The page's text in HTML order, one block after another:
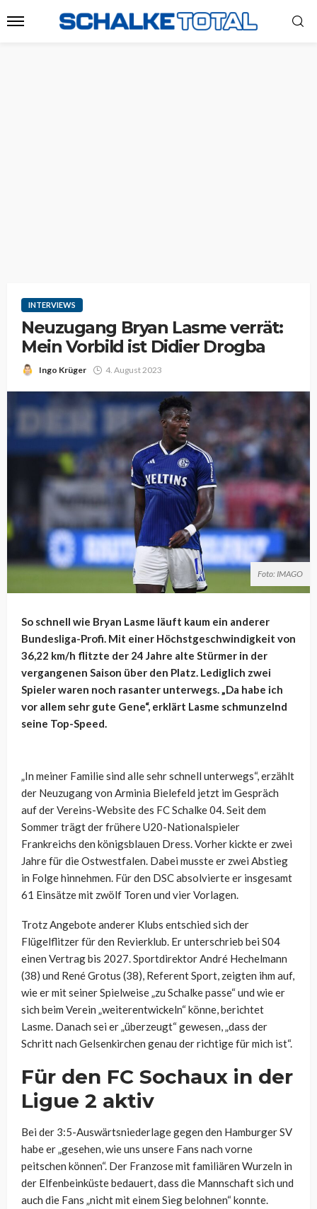
INTERVIEWS
Neuzugang Bryan Lasme verrät:
Mein Vorbild ist Didier Drogba
Ingo Krüger 4. August 2023
Foto: IMAGO
So schnell wie Bryan Lasme läuft kaum ein anderer
Bundesliga-Profi. Mit einer Höchstgeschwindigkeit von
36,22 km/h flitzte der 24 Jahre alte Stürmer in der
vergangenen Saison über den Platz. Lediglich zwei
Spieler waren noch rasanter unterwegs. „Da habe ich
vor allem sehr gute Gene“, erklärt Lasme schmunzelnd
seine Top-Speed.
„In meiner Familie sind alle sehr schnell unterwegs“, erzählt
der Neuzugang von Arminia Bielefeld jetzt im Gespräch
auf der Vereins-Website des FC Schalke 04. Seit dem
Sommer trägt der frühere U20-Nationalspieler
Frankreichs den königsblauen Dress. Vorher kickte er zwei
Jahre für die Ostwestfalen. Dabei musste er zwei Abstieg
in Folge hinnehmen. Für den DSC absolvierte er insgesamt
61 Einsätze mit zwölf Toren und vier Vorlagen.
Trotz Angebote anderer Klubs entschied sich der
Flügelflitzer für den Revierklub. Er unterschrieb bei S04
einen Vertrag bis 2027. Sportdirektor André Hechelmann
(38) und René Grotus (38), Referent Sport, zeigten ihm auf,
wie er mit seiner Spielweise „zu Schalke passe“ und wie er
sich beim Verein „weiterentwickeln“ könne, berichtet
Lasme. Danach sei er „überzeugt“ gewesen, „dass der
Schritt nach Gelsenkirchen genau der richtige für mich ist“.
Für den FC Sochaux in der
Ligue 2 aktiv
Bei der 3:5-Auswärtsniederlage gegen den Hamburger SV
habe er „gesehen, wie uns unsere Fans nach vorne
peitschen können“. Der Franzose mit familiären Wurzeln in
der Elfenbeinküste bedauert, dass die Mannschaft sich und
auch die Fans „nicht mit einem Sieg belohnen“ konnte.